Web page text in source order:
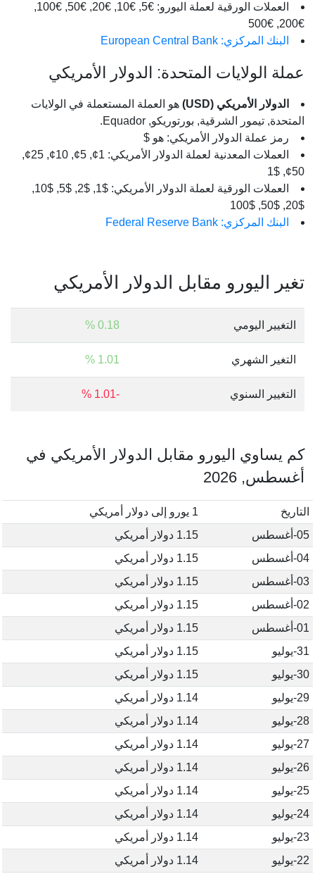
العملات الورقية لعملة اليورو: €5, €10, €20, €50, €100,
€200, €500
البنك المركزي: European Central Bank
عملة الولايات المتحدة: الدولار الأمريكي
الدولار الأمريكي (USD)
هو العملة المستعملة في الولايات
المتحدة, تيمور الشرقية, بورتوريكو, Equador.
رمز عملة الدولار الأمريكي: هو $
العملات المعدنية لعملة الدولار الأمريكي: 1¢, 5¢, 10¢, 25¢,
50¢, $1
العملات الورقية لعملة الدولار الأمريكي: $1, $2, $5, $10,
$20, $50, $100
البنك المركزي: Federal Reserve Bank
تغير اليورو مقابل الدولار الأمريكي
التغيير اليومي 0.18 %
التغير الشهري 1.01 %
التغيير السنوي -1.01 %
كم يساوي اليورو مقابل الدولار الأمريكي في
أغسطس, 2026
التاريخ
1 يورو إلى دولار أمريكي
05-أغسطس
1.15 دولار أمريكي
04-أغسطس
1.15 دولار أمريكي
03-أغسطس
1.15 دولار أمريكي
02-أغسطس
1.15 دولار أمريكي
01-أغسطس
1.15 دولار أمريكي
31-يوليو
1.15 دولار أمريكي
30-يوليو
1.15 دولار أمريكي
29-يوليو
1.14 دولار أمريكي
28-يوليو
1.14 دولار أمريكي
27-يوليو
1.14 دولار أمريكي
26-يوليو
1.14 دولار أمريكي
25-يوليو
1.14 دولار أمريكي
24-يوليو
1.14 دولار أمريكي
23-يوليو
1.14 دولار أمريكي
22-يوليو
1.14 دولار أمريكي